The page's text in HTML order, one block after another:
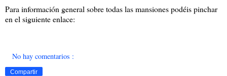
Para información general sobre todas las mansiones podéis pinchar
en el siguiente enlace:
No hay comentarios :
Compartir